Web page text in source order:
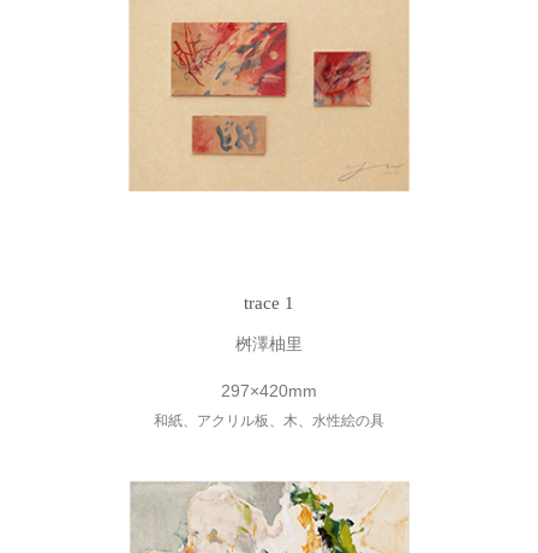
trace 1
桝澤柚里
297×420mm
和紙、アクリル板、木、水性絵の具